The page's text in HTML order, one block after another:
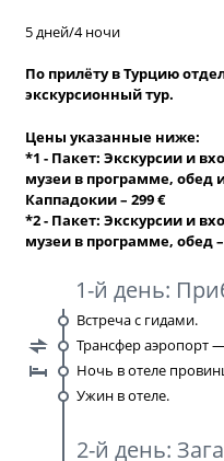
5 дней/4 ночи
По прилёту в Турцию
экскурсионный тур.
Цены указанные ниже:
*1 - Пакет: Экскурсии и
музеи в программе, обед
Каппадокии – 299 €
*2 - Пакет: Экскурсии и
музеи в программе, обед –
1-й день:
Встреча с гидами.
Трансфер аэропорт
Ночь в отеле
Ужин в отеле.
2-й день: